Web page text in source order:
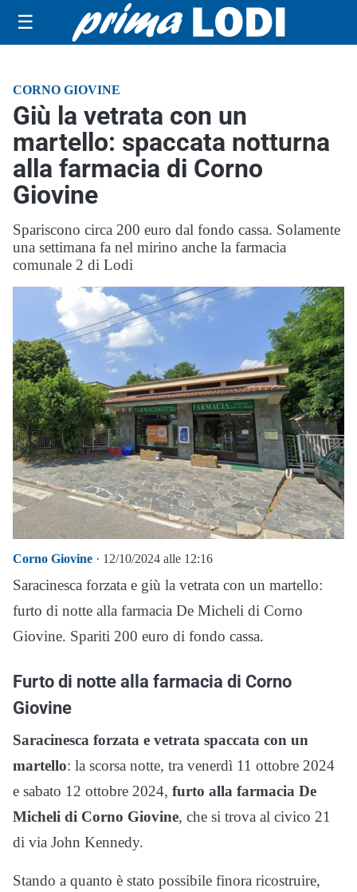
☰
CORNO GIOVINE
Giù la vetrata con un
martello: spaccata notturna
alla farmacia di Corno
Giovine
Spariscono circa 200 euro dal fondo cassa. Solamente
una settimana fa nel mirino anche la farmacia
comunale 2 di Lodi
Corno Giovine · 12/10/2024 alle 12:16
Saracinesca forzata e giù la vetrata con un martello:
furto di notte alla farmacia De Micheli di Corno
Giovine. Spariti 200 euro di fondo cassa.
Furto di notte alla farmacia di Corno
Giovine
Saracinesca forzata e vetrata spaccata con un
martello: la scorsa notte, tra venerdì 11 ottobre 2024
e sabato 12 ottobre 2024, furto alla farmacia De
Micheli di Corno Giovine, che si trova al civico 21
di via John Kennedy.
Stando a quanto è stato possibile finora ricostruire,